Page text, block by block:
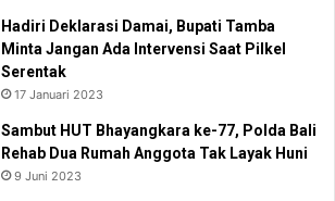
Hadiri Deklarasi Damai, Bupati Tamba
Minta Jangan Ada Intervensi Saat Pilkel
Serentak
17 Januari 2023
Sambut HUT Bhayangkara ke-77, Polda Bali
Rehab Dua Rumah Anggota Tak Layak Huni
9 Juni 2023